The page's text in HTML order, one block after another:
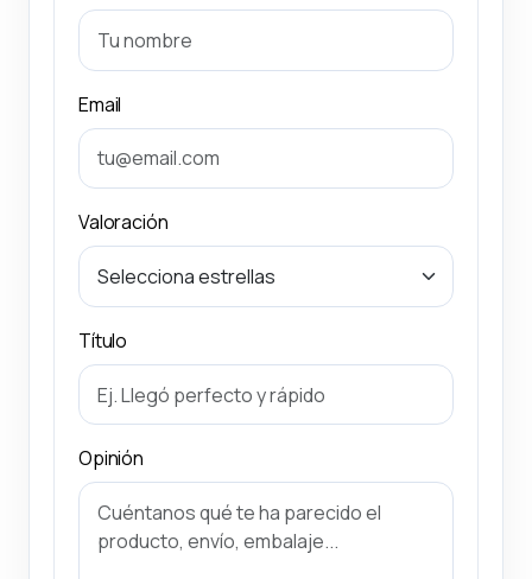
Email
Valoración
Título
Opinión